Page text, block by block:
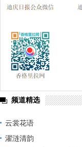
频道精选
云裳花语
濯涟清韵